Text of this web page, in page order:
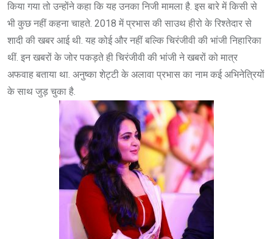
किया गया तो उन्होंने कहा कि यह उनका निजी मामला है. इस बारे में किसी से
भी कुछ नहीं कहना चाहते. 2018 में प्रभास की साउथ हीरो के रिश्तेदार से
शादी की खबर आई थी. यह कोई और नहीं बल्कि चिरंजीवी की भांजी निहारिका
थीं. इन खबरों के जोर पकड़ते ही चिरंजीवी की भांजी ने खबरों को मात्र
अफवाह बताया था. अनुष्का शेट्टी के अलावा प्रभास का नाम कई अभिनेत्रियों
के साथ जुड़ चुका है.